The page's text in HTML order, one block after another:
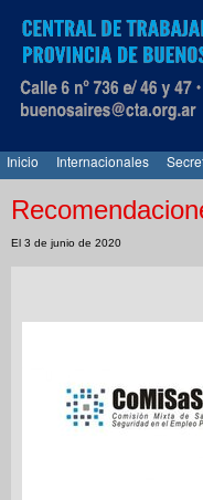
Inicio Internacionales
El 3 de junio de 2020